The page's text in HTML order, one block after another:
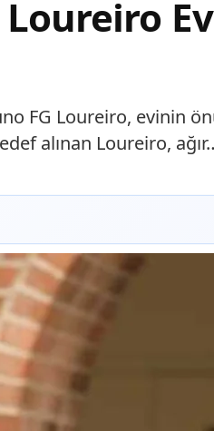
FG Loureiro, evinin
alınan Loureiro,